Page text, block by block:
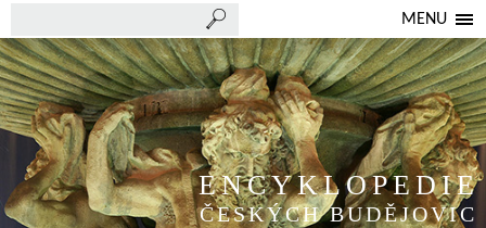
MENU
ENCYKLOPEDIE
ČESKÝCH BUDĚJOVIC